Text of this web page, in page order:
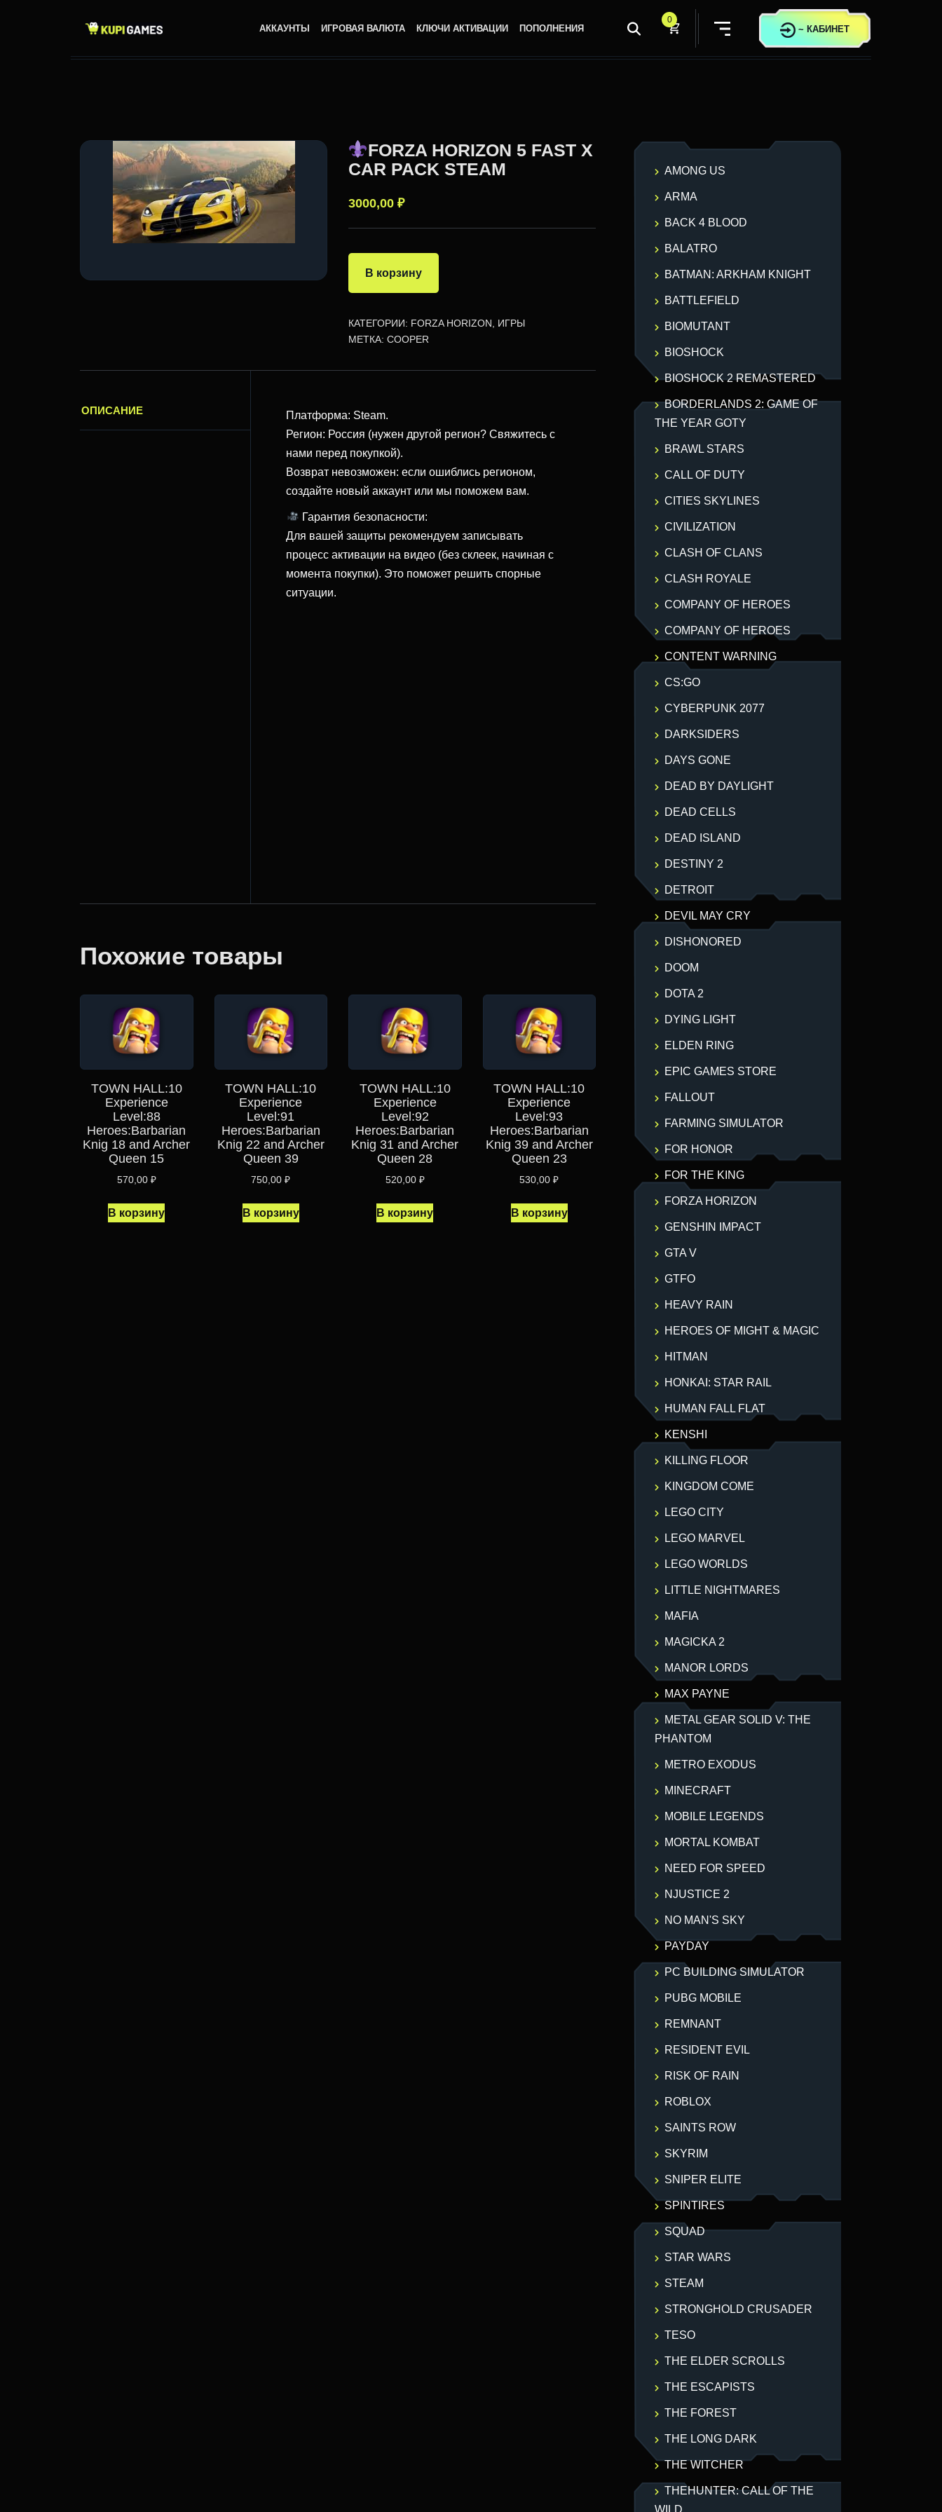
АККАУНТЫ ИГРОВАЯ ВАЛЮТА КЛЮЧИ АКТИВАЦИИ ПОПОЛНЕНИЯ
0
~ КАБИНЕТ
FORZA HORIZON 5 FAST X
CAR PACK STEAM
3000,00 ₽
В корзину
КАТЕГОРИИ: FORZA HORIZON
ИГРЫ
МЕТКА: COOPER
ОПИСАНИЕ
Платформа: Steam.
Регион: Россия (нужен другой регион? Свяжитесь с
нами перед покупкой).
Возврат невозможен: если ошиблись регионом,
создайте новый аккаунт или мы поможем вам.
Гарантия безопасности:
Для вашей защиты рекомендуем записывать
процесс активации на видео (без склеек, начиная с
момента покупки). Это поможет решить спорные
ситуации.
Похожие товары
TOWN HALL:10
Experience
Level:88
Heroes:Barbarian
Knig 18 and Archer
Queen 15
570,00 ₽
В корзину
TOWN HALL:10
Experience
Level:91
Heroes:Barbarian
Knig 22 and Archer
Queen 39
750,00₽
В корзину
TOWN HALL:10
Experience
Level:92
Heroes:Barbarian
Knig 31 and Archer
Queen 28
520,00 ₽
В корзину
TOWN HALL:10
Experience
Level:93
Heroes:Barbarian
Knig 39 and Archer
Queen 23
530,00₽
В корзину
AMONG US
ARMA
BACK 4 BLOOD
BALATRO
BATMAN: ARKHAM KNIGHT
BATTLEFIELD
BIOMUTANT
BIOSHOCK
BIOSHOCK 2 REMASTERED
BORDERLANDS 2: GAME OF
THE YEAR GOTY
BRAWL STARS
CALL OF DUTY
CITIES SKYLINES
CIVILIZATION
CLASH OF CLANS
CLASH ROYALE
COMPANY OF HEROES
COMPANY OF HEROES
CONTENT WARNING
CS:GO
CYBERPUNK 2077
DARKSIDERS
DAYS GONE
DEAD BY DAYLIGHT
DEAD CELLS
DEAD ISLAND
DESTINY 2
DETROIT
DEVIL MAY CRY
DISHONORED
DOOM
DOTA 2
DYING LIGHT
ELDEN RING
EPIC GAMES STORE
FALLOUT
FARMING SIMULATOR
FOR HONOR
FOR THE KING
FORZA HORIZON
GENSHIN IMPACT
GTA V
GTFO
HEAVY RAIN
HEROES OF MIGHT & MAGIC
HITMAN
HONKAI: STAR RAIL
HUMAN FALL FLAT
KENSHI
KILLING FLOOR
KINGDOM COME
LEGO CITY
LEGO MARVEL
LEGO WORLDS
LITTLE NIGHTMARES
MAFIA
MAGICKA 2
MANOR LORDS
MAX PAYNE
METAL GEAR SOLID V: THE
PHANTOM
METRO EXODUS
MINECRAFT
MOBILE LEGENDS
MORTAL KOMBAT
NEED FOR SPEED
NJUSTICE 2
NO MAN'S SKY
PAYDAY
PC BUILDING SIMULATOR
PUBG MOBILE
REMNANT
RESIDENT EVIL
RISK OF RAIN
ROBLOX
SAINTS ROW
SKYRIM
SNIPER ELITE
SPINTIRES
SQUAD
STAR WARS
STEAM
STRONGHOLD CRUSADER
TESO
THE ELDER SCROLLS
THE ESCAPISTS
THE FOREST
THE LONG DARK
THE WITCHER
THEHUNTER: CALL OF THE
WILD